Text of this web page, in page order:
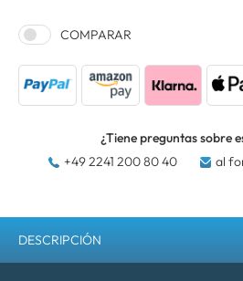
COMPARAR
¿Tiene preguntas sobre
+49 2241 200 80 40
al
DESCRIPCIÓN